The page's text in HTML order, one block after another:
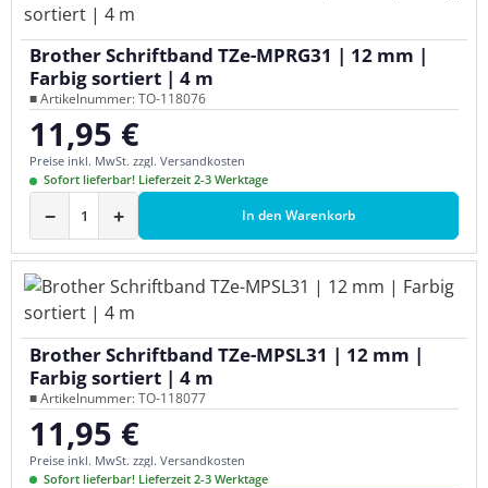
Brother Schriftband TZe-MPRG31 | 12 mm |
Farbig sortiert | 4 m
■ Artikelnummer: TO-118076
Regulärer Preis:
11,95 €
Preise inkl. MwSt. zzgl. Versandkosten
Sofort lieferbar! Lieferzeit 2-3 Werktage
− + In den Warenkorb
Brother Schriftband TZe-MPSL31 | 12 mm |
Farbig sortiert | 4 m
■ Artikelnummer: TO-118077
Regulärer Preis:
11,95 €
Preise inkl. MwSt. zzgl. Versandkosten
Sofort lieferbar! Lieferzeit 2-3 Werktage